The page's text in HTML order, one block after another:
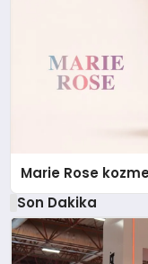
Marie Rose
Son Dakika